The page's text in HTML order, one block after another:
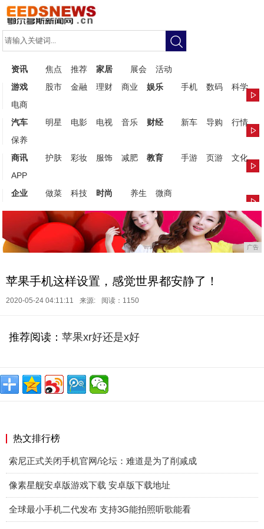
资讯 焦点 推荐 家居 展会
活动
游戏
股市 金融 理财 商业 娱乐 手机 数码
科学
电商
汽车
明星 电影 电视 音乐 财经 新车 导购
行情
保养
商讯
护肤 彩妆 服饰 减肥 教育 手游 页游
文化
APP
企业
做菜 科技 时尚 养生 微商
广告
苹果手机这样设置，感觉世界都安静了！
2020-05-24 04:11:11 来源: 阅读：1150
推荐阅读： 苹果xr好还是x好
热文排行榜
索尼正式关闭手机官网/论坛：难道是为了削减成
像素星舰安卓版游戏下载 安卓版下载地址
全球最小手机二代发布 支持3G能拍照听歌能看